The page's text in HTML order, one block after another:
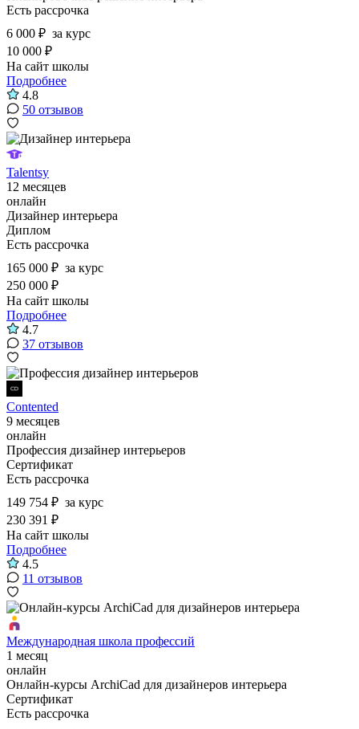
Есть рассрочка
6 000 ₽ за курс
10 000 ₽
На сайт школы
Подробнее
4.8
50 отзывов
Talentsy
12 месяцев
онлайн
Дизайнер интерьера
Диплом
Есть рассрочка
165 000 ₽ за курс
250 000 ₽
На сайт школы
Подробнее
4.7
37 отзывов
Contented
9 месяцев
онлайн
Профессия дизайнер интерьеров
Сертификат
Есть рассрочка
149 754 ₽ за курс
230 391 ₽
На сайт школы
Подробнее
4.5
11 отзывов
Международная школа профессий
1 месяц
онлайн
Онлайн-курсы ArchiCad для дизайнеров интерьера
Сертификат
Есть рассрочка